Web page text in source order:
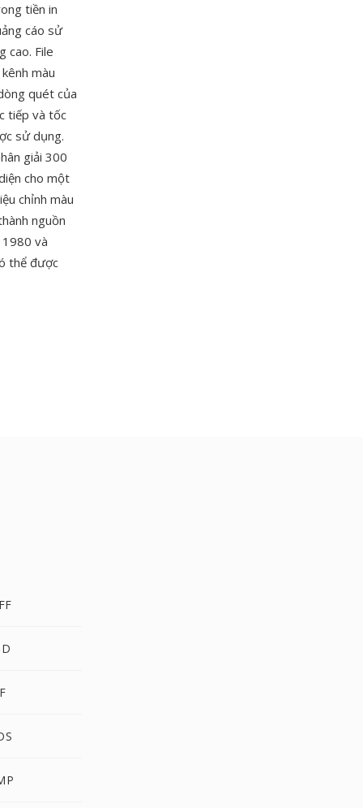
tiền in
cáo sử
cao. File
màu
quét của
tiếp và tốc
sử dụng.
giải 300
cho một
chỉnh màu
nguồn
và
thể được